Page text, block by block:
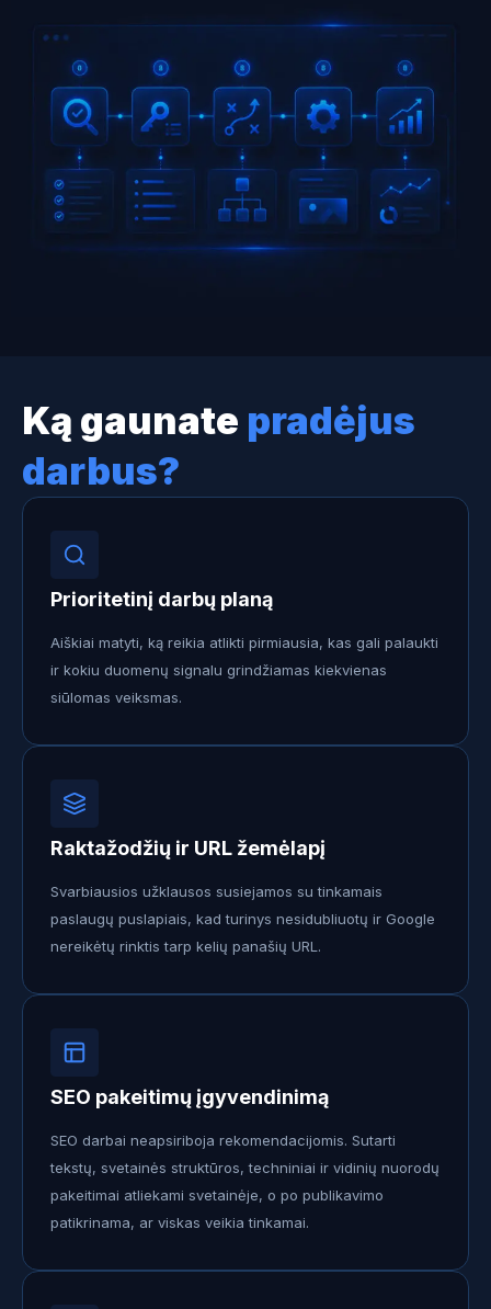
Ką gaunate pradėjus
darbus?
Prioritetinį darbų planą
Aiškiai matyti, ką reikia atlikti pirmiausia, kas gali palaukti
ir kokiu duomenų signalu grindžiamas kiekvienas
siūlomas veiksmas.
Raktažodžių ir URL žemėlapį
Svarbiausios užklausos susiejamos su tinkamais
paslaugų puslapiais, kad turinys nesidubliuotų ir Google
nereikėtų rinktis tarp kelių panašių URL.
SEO pakeitimų įgyvendinimą
SEO darbai neapsiriboja rekomendacijomis. Sutarti
tekstų, svetainės struktūros, techniniai ir vidinių nuorodų
pakeitimai atliekami svetainėje, o po publikavimo
patikrinama, ar viskas veikia tinkamai.